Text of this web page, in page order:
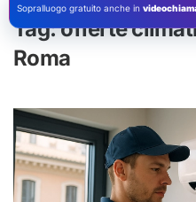
Tag:offerte
Roma
Sopralluogo gratuito anche in